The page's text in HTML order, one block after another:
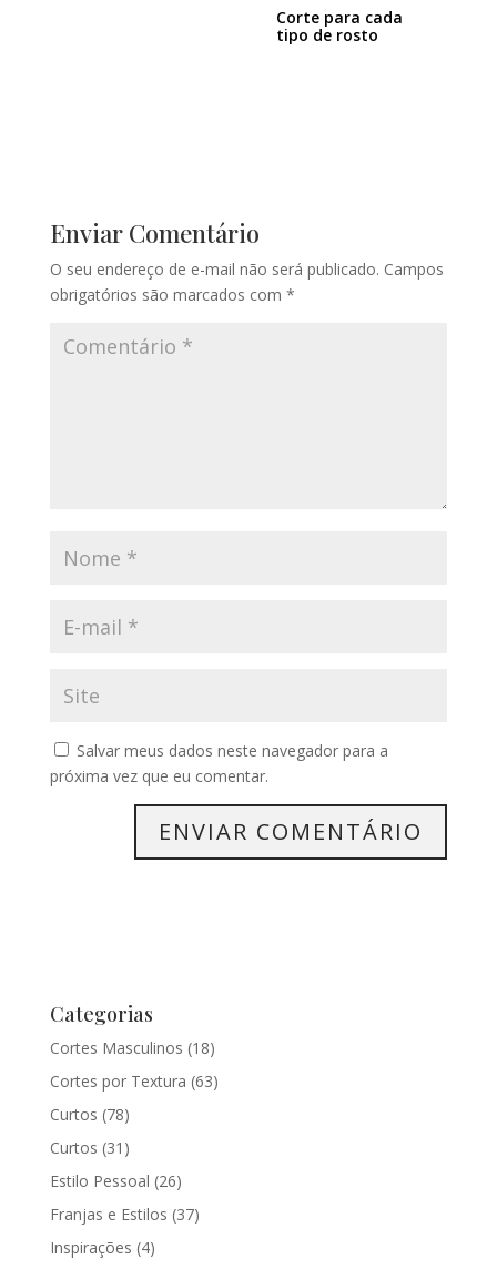
Corte para cada
tipo de rosto
Enviar Comentário
O seu endereço de e-mail não será publicado. Campos
obrigatórios são marcados com *
Salvar meus dados neste navegador para a
próxima vez que eu comentar.
Categorias
Cortes Masculinos (18)
Cortes por Textura (63)
Curtos (78)
Curtos (31)
Estilo Pessoal (26)
Franjas e Estilos (37)
Inspirações (4)